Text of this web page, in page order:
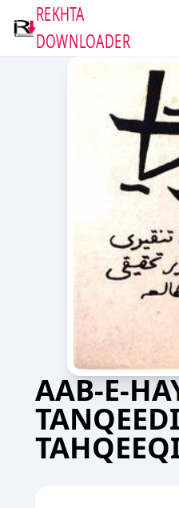
REKHTA
DOWNLOADER
AAB-E-